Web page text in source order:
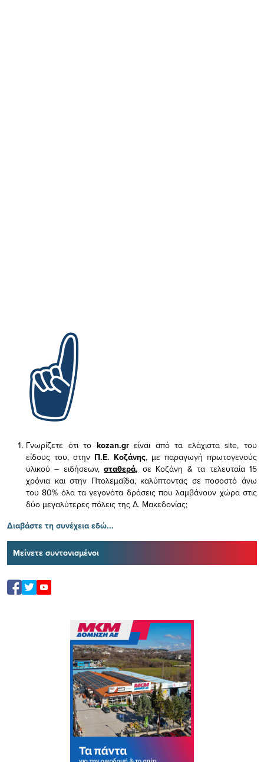
Γνωρίζετε ότι το kozan.gr είναι από τα ελάχισταsite, του
είδους του, στην Π.Ε. Κοζάνης, με παραγωγή πρωτογενούς
υλικού – ειδήσεων,σταθερά, σε Κοζάνη & τα τελευταία 15
χρόνια και στην Πτολεμαΐδα, καλύπτοντας σε ποσοστό άνω
του 80% όλα τα γεγονότα δράσεις που λαμβάνουν χώρα στις
δύο μεγαλύτερες πόλεις της Δ. Μακεδονίας;
Διαβάστε τη συνέχεια εδώ...
Μείνετε συντονισμένοι